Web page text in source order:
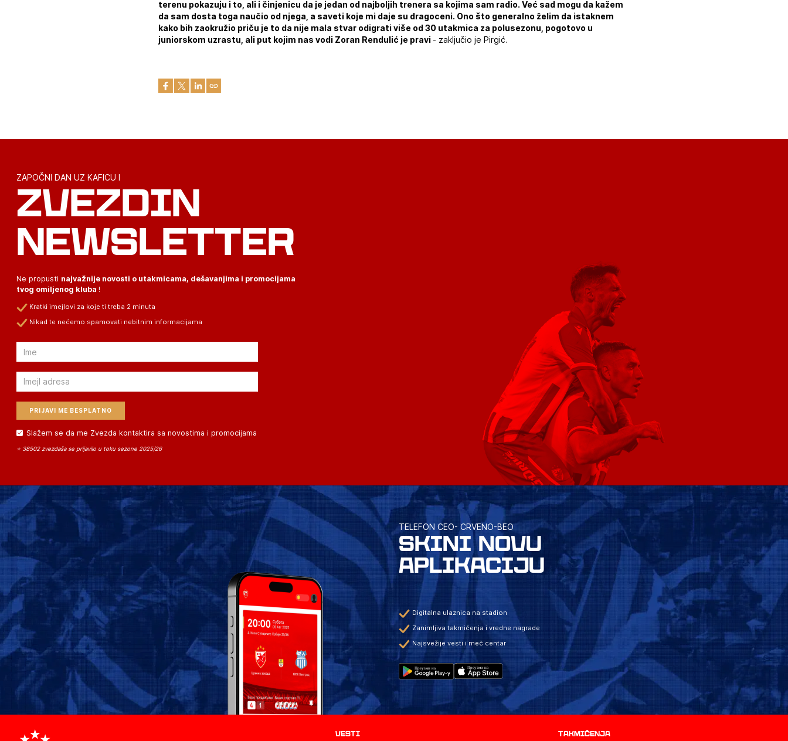
terenu pokazuju i to, ali i činjenicu da je jedan od najboljih trenera sa kojima sam radio. Već sad mogu da kažem
da sam dosta toga naučio od njega, a saveti koje mi daje su dragoceni. Ono što generalno želim da istaknem
kako bih zaokružio priču je to da nije mala stvar odigrati više od 30 utakmica za polusezonu, pogotovo u
juniorskom uzrastu, ali put kojim nas vodi Zoran Rendulić je pravi - zaključio je Pirgić.
ZAPOČNI DAN UZ KAFICU I
ZVEZDIN
NEWSLETTER
Ne propusti najvažnije novosti o utakmicama, dešavanjima i promocijama
tvog omiljenog kluba !
Kratki imejlovi za koje ti treba 2 minuta
Nikad te nećemo spamovati nebitnim informacijama
Email
Email
Slažem se da me Zvezda kontaktira sa novostima i promocijama
⭐ 38502 zvezdaša se prijavilo u toku sezone 2025/26
TELEFON CEO- CRVENO-BEO
SKINI NOVU
APLIKACIJU
Digitalna ulaznica na stadion
Zanimljiva takmičenja i vredne nagrade
Najsvežije vesti i meč centar
Vesti Takmičenja